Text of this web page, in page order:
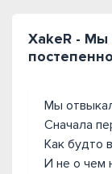
XakeR - Мы
Мы
Сначала
Как будто
И не о чем